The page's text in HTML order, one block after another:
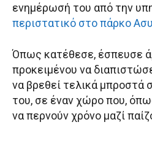
ενημέρωσή του από την
περιστατικό στο πάρκο
Όπως κατέθεσε, έσπευσε
προκειμένου να
να βρεθεί τελικά μπροστά
του, σε έναν χώρο που,
να περνούν χρόνο μαζί